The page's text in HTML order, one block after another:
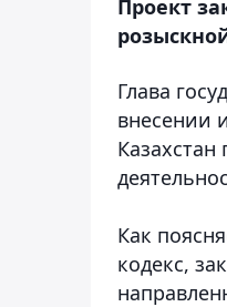
Проект
Глава
внесении
Как
кодекс,